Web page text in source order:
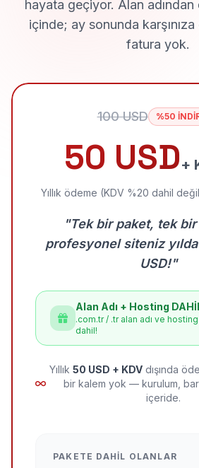
hayata geçiyor. Alan
içinde; ay sonunda
fatura yok.
100 USD %50
50 USD+
Yıllık ödeme (KDV %20 dahil
"Tek bir paket, tek
profesyonel siteniz
USD!"
Alan Adı + Hosting
.com.tr / .tr alan adı ve hosting
dahil!
Yıllık 50 USD + KDV dışında
bir kalem yok — kurulum,
içeride.
PAKETE DAHIL OLANLAR